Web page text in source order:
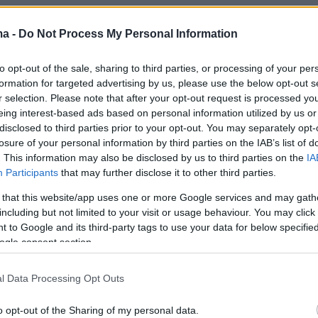
- Do Not Process My Personal Information
opt-out of the sale, sharing to third parties, or processing of your
for targeted advertising by us, please use the below opt-out
selection. Please note that after your opt-out request is processed
interest-based ads based on personal information utilized by us
to third parties prior to your opt-out. You may separately
of your personal information by third parties on the IAB’s list of
This information may also be disclosed by us to third parties on the
Participants that may further disclose it to other third parties.
that this website/app uses one or more Google services and may
but not limited to your visit or usage behaviour. You may
to Google and its third-party tags to use your data for below
consent section.
Data Processing Opt Outs
opt-out of the Sharing of my personal data.
η ποσότητα κεταμίνης στον οργανισμό του
με εκείνη που λαμβάνουν οι ασθενείς
σε αναισθησία πριν από μια
επέμβαση.
τον ιατροδικαστή, του είχε συνταγογραφηθεί
την κατάθλιψη και το άγχος, αν και
και ως ναρκωτικό. Έπαιρνε κάθε δεύτερη
με τις ίδιες πληροφορίες αλλά πριν από 6
νέος γιατρός προσπάθησε να τον
από αυτό, επειδή είχε δείξει σημάδια